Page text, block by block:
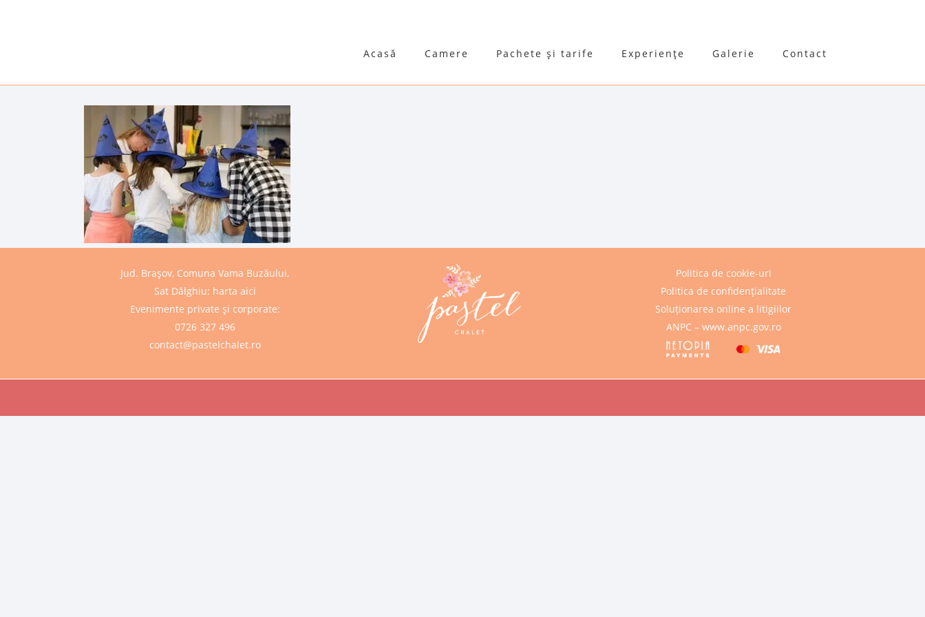
Acasă Camere Pachete și tarife Experiențe Galerie Contact
Jud. Brașov, Comuna Vama Buzăului,
Sat Dălghiu: harta aici
Evenimente private și corporate:
0726 327 496
contact@pastelchalet.ro
Politica de cookie-uri
Politica de confidențialitate
Soluționarea online a litigiilor
ANPC – www.anpc.gov.ro